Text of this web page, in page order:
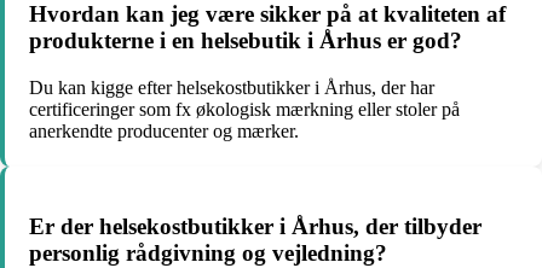
Hvordan kan jeg være sikker på at kvaliteten af
produkterne i en helsebutik i Århus er god?
Du kan kigge efter helsekostbutikker i Århus, der har
certificeringer som fx økologisk mærkning eller stoler på
anerkendte producenter og mærker.
Er der helsekostbutikker i Århus, der tilbyder
personlig rådgivning og vejledning?